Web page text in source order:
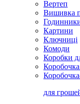
Вертеп
Вишивка
Картини
Ключниці
Комоди
Коробки
для